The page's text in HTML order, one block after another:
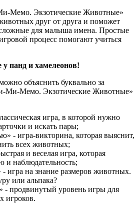
Мемо. Экзотические Животные»
друг от друга и поможет
для малыша имена. Простые
процесс помогают учиться
у панд и хамелеонов!
объяснить буквально за
Ми-Мемо. Экзотические Животные»
игра, в которой нужно
и искать пары;
- игра-викторина, которая выяснит,
всех животных;
и веселая игра, которая
и наблюдательность;
игра на знание размеров животных.
или альпака?
- продвинутый уровень игры для
игроков.